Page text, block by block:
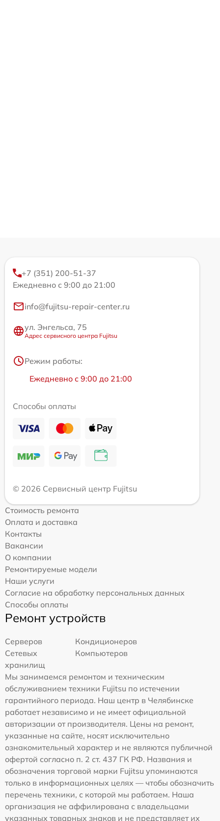
+7 (351) 200-51-37
Ежедневно с 9:00 до 21:00
info@fujitsu-repair-center.ru
ул. Энгельса, 75
Адрес сервисного центра Fujitsu
Режим работы:
Ежедневно с 9:00 до 21:00
Способы оплаты
© 2026 Сервисный центр Fujitsu
Стоимость ремонта
Оплата и доставка
Контакты
Вакансии
О компании
Ремонтируемые модели
Наши услуги
Согласие на обработку персональных данных
Способы оплаты
Ремонт устройств
Серверов
Кондиционеров
Сетевых
хранилищ
Компьютеров
Мы занимаемся ремонтом и техническим
обслуживанием техники Fujitsu по истечении
гарантийного периода. Наш центр в Челябинске
работает независимо и не имеет официальной
авторизации от производителя. Цены на ремонт,
указанные на сайте, носят исключительно
ознакомительный характер и не являются публичной
офертой согласно п. 2 ст. 437 ГК РФ. Названия и
обозначения торговой марки Fujitsu упоминаются
только в информационных целях — чтобы обозначить
перечень техники, с которой мы работаем. Наша
организация не аффилирована с владельцами
указанных товарных знаков и не представляет их